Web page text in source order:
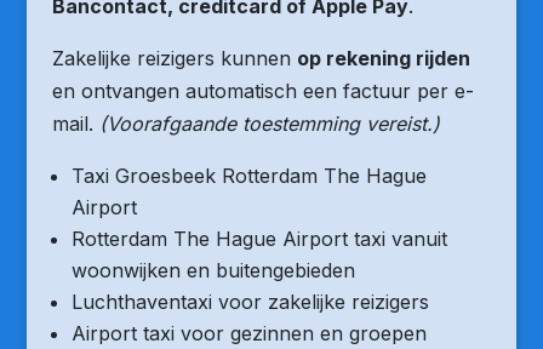
Bancontact, creditcard of Apple Pay.
Zakelijke reizigers kunnen op rekening rijden
en ontvangen automatisch een factuur per e-
mail. (Voorafgaande toestemming vereist.)
Taxi Groesbeek Rotterdam The Hague
Airport
Rotterdam The Hague Airport taxi vanuit
woonwijken en buitengebieden
Luchthaventaxi voor zakelijke reizigers
Airport taxi voor gezinnen en groepen